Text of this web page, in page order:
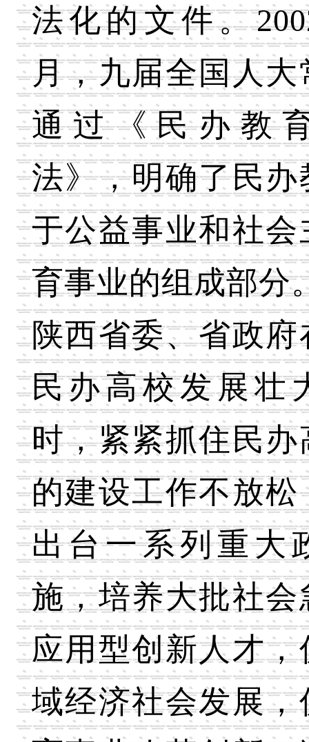
法化的文件。
月，九届全国人大
通过《民办教
法》，明确了民办
于公益事业和社会
育事业的组成部分
陕西省委、省政府
民办高校发展壮
时，紧紧抓住民办
的建设工作不放松
出台一系列重大
施，培养大批社会
应用型创新人才，
域经济社会发展，